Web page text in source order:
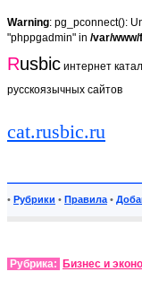
Warning: pg_pconnect():
"phppgadmin" in /var/
Rusbic интернет
русскоязычных сайтов
cat.rusbic.ru
• Рубрики • Правила •
Рубрика: Бизнес и